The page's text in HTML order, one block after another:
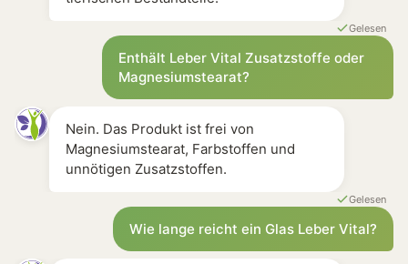
Gelesen
Enthält Leber Vital Zusatzstoffe oder
Magnesiumstearat?
Nein. Das Produkt ist frei von
Magnesiumstearat, Farbstoffen und
unnötigen Zusatzstoffen.
Gelesen
Wie lange reicht ein Glas Leber Vital?